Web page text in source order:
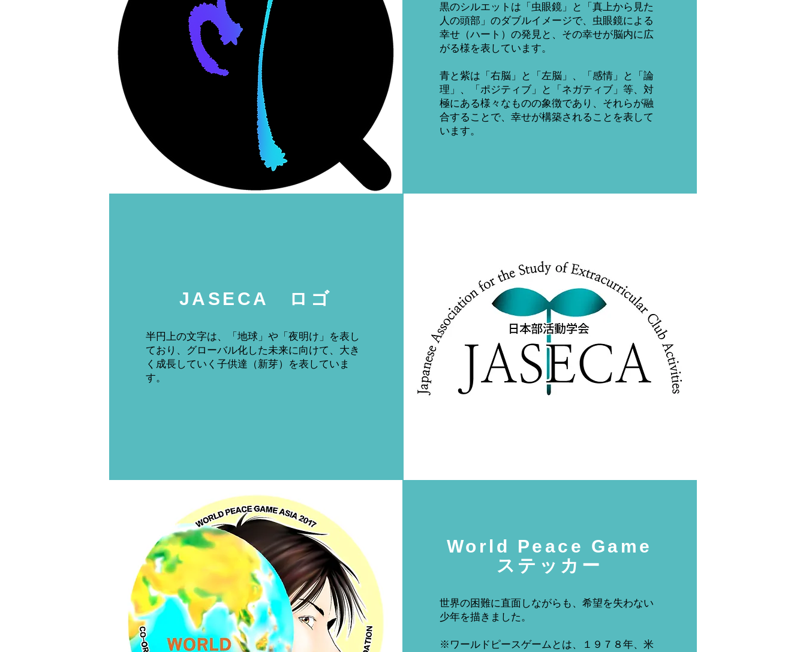
黒のシルエットは「虫眼鏡」と「真上から見た
人の頭部」のダブルイメージで、虫眼鏡による
幸せ（ハート）の発見と、その幸せが脳内に広
がる様を表しています。
青と紫は「右脳」と「左脳」、「感情」と「論
理」、「ポジティブ」と「ネガティブ」等、対
極にある様々なものの象徴であり、それらが融
合することで、幸せが構築されることを表して
います。
JASECA ロゴ
半円上の文字は、「地球」や「夜明け」を表し
ており、グローバル化した未来に向けて、大き
く成長していく子供達（新芽）を表していま
す。
World Peace Game
​ステッカー
世界の困難に直面しながらも、希望を失わない
少年を描きました。
※ワールドピースゲームとは、１９７８年、米